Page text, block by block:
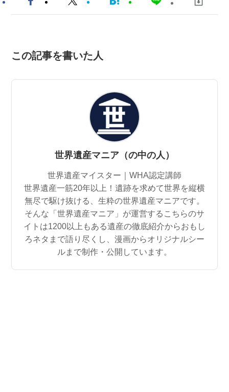
この記事を書いた人
世界遺産マニア（の中の人）
世界遺産マイスター｜WHA認定講師
世界遺産一筋20年以上！遺跡を求めて世界を縦横
無尽で駆け抜ける、生粋の世界遺産マニアです。
そんな「世界遺産マニア」が運営するこちらのサ
イトは1200以上もある遺産の徹底紹介からおもし
ろネタまで語り尽くし、漫画からオリジナルシー
ルまで制作・公開しています。